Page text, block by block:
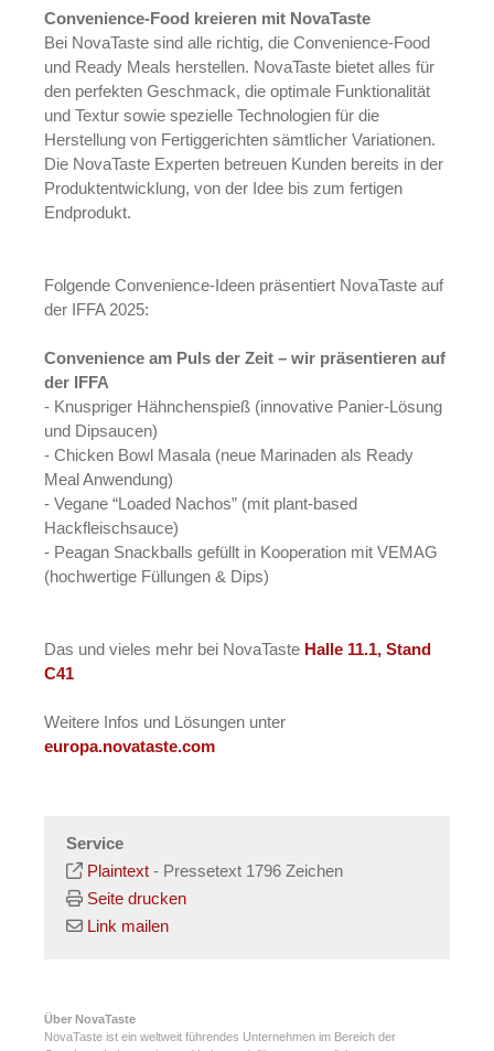
Convenience-Food kreieren mit NovaTaste
Bei NovaTaste sind alle richtig, die Convenience-Food
und Ready Meals herstellen. NovaTaste bietet alles für
den perfekten Geschmack, die optimale Funktionalität
und Textur sowie spezielle Technologien für die
Herstellung von Fertiggerichten sämtlicher Variationen.
Die NovaTaste Experten betreuen Kunden bereits in der
Produktentwicklung, von der Idee bis zum fertigen
Endprodukt.
Folgende Convenience-Ideen präsentiert NovaTaste auf
der IFFA 2025:
Convenience am Puls der Zeit – wir präsentieren auf
der IFFA
- Knuspriger Hähnchenspieß (innovative Panier-Lösung
und Dipsaucen)
- Chicken Bowl Masala (neue Marinaden als Ready
Meal Anwendung)
- Vegane “Loaded Nachos” (mit plant-based
Hackfleischsauce)
- Peagan Snackballs gefüllt in Kooperation mit VEMAG
(hochwertige Füllungen & Dips)
Das und vieles mehr bei NovaTaste Halle 11.1, Stand
C41
Weitere Infos und Lösungen unter
europa.novataste.com
Service
Plaintext - Pressetext 1796 Zeichen
Seite drucken
Link mailen
Über NovaTaste
NovaTaste ist ein weltweit führendes Unternehmen im Bereich der